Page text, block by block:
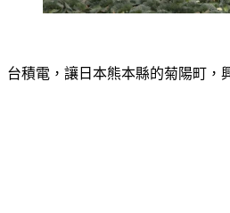
台積電，讓日本熊本縣的菊陽町，